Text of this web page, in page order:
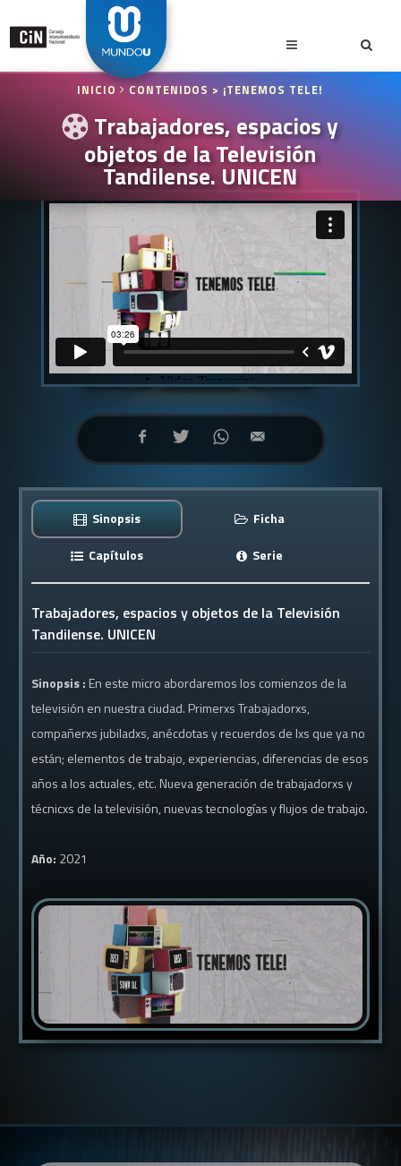
INICIO CONTENIDOS > ¡TENEMOS TELE!
Trabajadores, espacios y
objetos de la Televisión
Tandilense. UNICEN
Sinopsis
Ficha
Capítulos
Serie
Trabajadores, espacios y objetos de la Televisión
Tandilense. UNICEN
Sinopsis : En este micro abordaremos los comienzos de la
televisión en nuestra ciudad. Primerxs Trabajadorxs,
compañerxs jubiladxs, anécdotas y recuerdos de lxs que ya no
están; elementos de trabajo, experiencias, diferencias de esos
años a los actuales, etc. Nueva generación de trabajadorxs y
técnicxs de la televisión, nuevas tecnologías y flujos de trabajo.
Año: 2021